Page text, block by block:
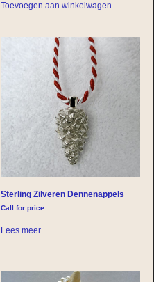
Toevoegen aan winkelwagen
Sterling Zilveren Dennenappels
Call for price
Lees meer